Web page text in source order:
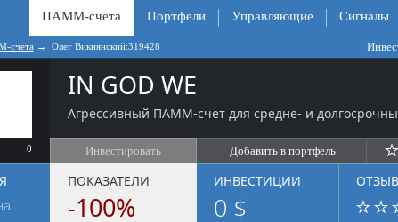
ПАММ-счета Портфели Управляющие Сигналы
счета → Олег Викнянский:319428
0
IN GOD WE
Агрессивный ПАММ-счет для средне- и
Инвестировать Добавить в портфель
ПОКАЗАТЕЛИ
-100%
ИНВЕСТИЦИИ
0 $